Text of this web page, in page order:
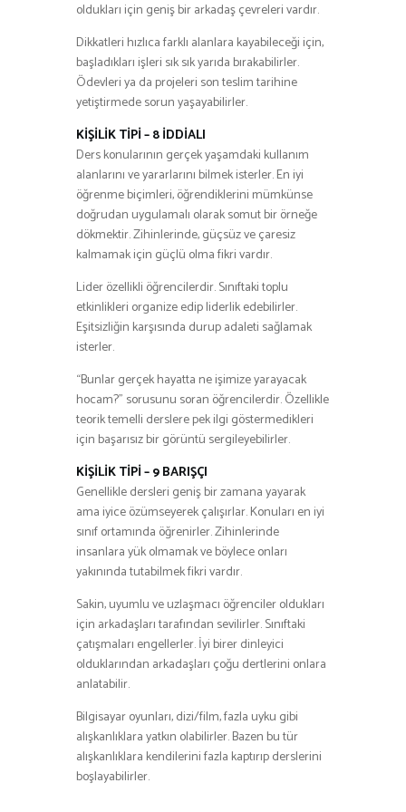
oldukları için geniş bir arkadaş çevreleri vardır.
Dikkatleri hızlıca farklı alanlara kayabileceği için,
başladıkları işleri sık sık yarıda bırakabilirler.
Ödevleri ya da projeleri son teslim tarihine
yetiştirmede sorun yaşayabilirler.
KİŞİLİK TİPİ – 8 İDDİALI
Ders konularının gerçek yaşamdaki kullanım
alanlarını ve yararlarını bilmek isterler. En iyi
öğrenme biçimleri, öğrendiklerini mümkünse
doğrudan uygulamalı olarak somut bir örneğe
dökmektir. Zihinlerinde, güçsüz ve çaresiz
kalmamak için güçlü olma fikri vardır.
Lider özellikli öğrencilerdir. Sınıftaki toplu
etkinlikleri organize edip liderlik edebilirler.
Eşitsizliğin karşısında durup adaleti sağlamak
isterler.
“Bunlar gerçek hayatta ne işimize yarayacak
hocam?” sorusunu soran öğrencilerdir. Özellikle
teorik temelli derslere pek ilgi göstermedikleri
için başarısız bir görüntü sergileyebilirler.
KİŞİLİK TİPİ – 9 BARIŞÇI
Genellikle dersleri geniş bir zamana yayarak
ama iyice özümseyerek çalışırlar. Konuları en iyi
sınıf ortamında öğrenirler. Zihinlerinde
insanlara yük olmamak ve böylece onları
yakınında tutabilmek fikri vardır.
Sakin, uyumlu ve uzlaşmacı öğrenciler oldukları
için arkadaşları tarafından sevilirler. Sınıftaki
çatışmaları engellerler. İyi birer dinleyici
olduklarından arkadaşları çoğu dertlerini onlara
anlatabilir.
Bilgisayar oyunları, dizi/film, fazla uyku gibi
alışkanlıklara yatkın olabilirler. Bazen bu tür
alışkanlıklara kendilerini fazla kaptırıp derslerini
boşlayabilirler.